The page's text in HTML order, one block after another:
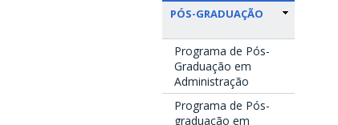
PÓS-GRADUAÇÃO
Programa de Pós-
Graduação em
Administração
Programa de Pós-
graduação em